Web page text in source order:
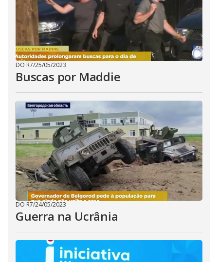
DO R7/25/05/2023
Buscas por Maddie
DO R7/24/05/2023
Guerra na Ucrânia